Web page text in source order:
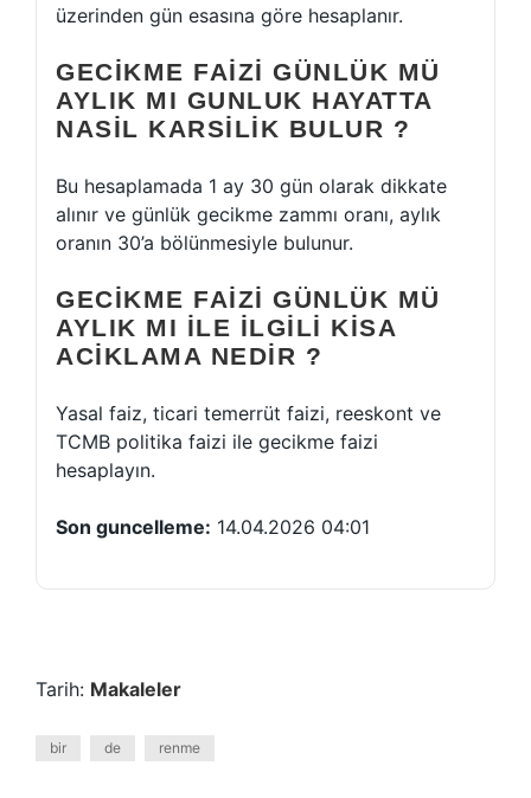
üzerinden gün esasına göre hesaplanır.
GECIKME FAIZI GÜNLÜK MÜ
AYLIK MI GUNLUK HAYATTA
NASIL KARSILIK BULUR ?
Bu hesaplamada 1 ay 30 gün olarak dikkate
alınır ve günlük gecikme zammı oranı, aylık
oranın 30’a bölünmesiyle bulunur.
GECIKME FAIZI GÜNLÜK MÜ
AYLIK MI ILE ILGILI KISA
ACIKLAMA NEDIR ?
Yasal faiz, ticari temerrüt faizi, reeskont ve
TCMB politika faizi ile gecikme faizi
hesaplayın.
Son guncelleme: 14.04.2026 04:01
Tarih: Makaleler
bir de renme